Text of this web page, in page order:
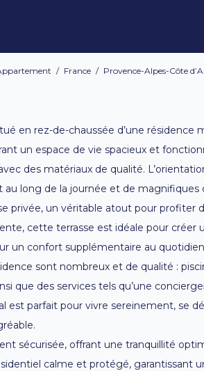
/ France / Provence-Alpes-Côte
en rez-de-chaussée d’une résidence
un espace de vie spacieux et
des matériaux de qualité.
long de la journée et de magnifiques
privée, un véritable atout pour profiter
cette terrasse est idéale pour créer
un confort supplémentaire au
sont nombreux et de qualité :
que des services tels qu’une
est parfait pour vivre sereinement, se
sécurisée, offrant une tranquillité
calme et protégé, garantissant